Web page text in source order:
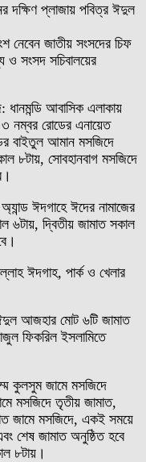
দক্ষিণ প্লাজায় পবিত্র ঈদুল
নেবেন জাতীয় সংসদের চিফ
সংসদ সচিবালয়ের
আবাসিক এলাকায়
নম্বর রোডের এনায়েত
বাইতুল আমান মসজিদে
৮টায়, সোবহানবাগ মসজিদে
ঈদগাহে ঈদের নামাজের
৬টায়, দ্বিতীয় জামাত সকাল
ঈদগাহ, পার্ক ও খেলার
আজহার মোট ৬টি জামাত
ফিকরিল ইসলামিতে
কুলসুম জামে মসজিদে
মসজিদে তৃতীয় জামাত,
জামে মসজিদে, একই সময়ে
শেষ জামাত অনুষ্ঠিত হবে
৮টায়।